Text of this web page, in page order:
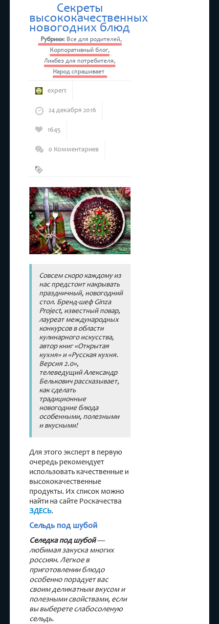
бесплатный прием предпринимателей
Секреты
высококачественных
новогодних блюд
Рубрики: Все для родителей,
Корпоративный блог,
Ликбез для потребителя,
Народ спрашивает
expert
24 декабря 2016
1645
0 Комментариев
блюда
Совсем скоро каждому из
нас предстоит накрывать
праздничный, новогодний
стол. Бренд-шеф Ginza
Project, известный повар,
лауреат международных
конкурсов в области
кулинарного искусства,
автор книг «Открытая
кухня» и «Русская кухня.
Версия 2.0»,
телеведущий Александр
Белькович рассказывает,
как сделать
традиционные
новогодние блюда
особенными, полезными
и вкусными!
Для этого эксперт в первую
очередь рекомендует
использовать качественные и
высококачественные
продукты. Их список можно
найти на сайте Роскачества
ЗДЕСЬ.
Сельдь под шубой
Селедка под шубой—
любимая закуска многих
россиян. Легкое в
приготовлении блюдо
особенно порадует вас
своим деликатным вкусом и
полезными свойствами, если
вы выберете слабосоленую
сельдь.